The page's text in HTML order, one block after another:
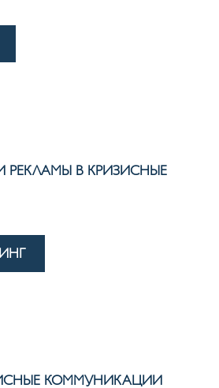
В КРИЗИСНЫЕ
КОММУНИКАЦИИ